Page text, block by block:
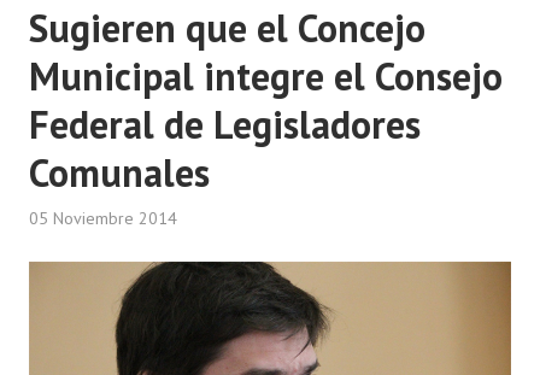
Sugieren que el Concejo
Municipal integre el Consejo
Federal de Legisladores
Comunales
05 Noviembre 2014